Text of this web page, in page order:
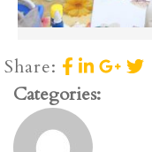
Share:
Categories: